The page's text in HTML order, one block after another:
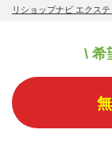
リショップナビ エクス
\ 希